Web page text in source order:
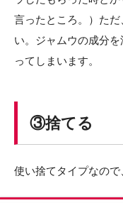
言ったところ。）た
い。ジャムウの成分
ってしまいます。
③捨てる
使い捨てタイプなので